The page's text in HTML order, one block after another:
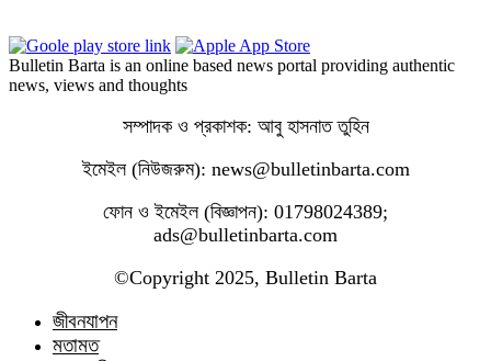
Bulletin Barta is an online based news portal providing authentic
news, views and thoughts
সম্পাদক ও প্রকাশক: আবু হাসনাত তুহিন
ইমেইল (নিউজরুম): news@bulletinbarta.com
ফোন ও ইমেইল (বিজ্ঞাপন): 01798024389;
ads@bulletinbarta.com
©️Copyright 2025, Bulletin Barta
জীবনযাপন
মতামত